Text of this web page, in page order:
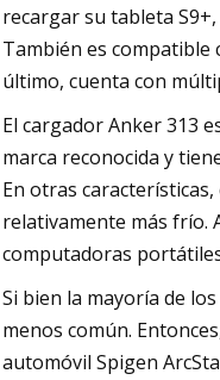
recargar su tableta
También es compatible
último, cuenta con
El cargador Anker 313
marca reconocida y
En otras
relativamente más frío.
computadoras
Si bien la mayoría de
menos común.
automóvil Spigen